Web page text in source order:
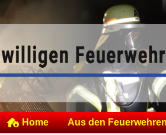
Home Aus den